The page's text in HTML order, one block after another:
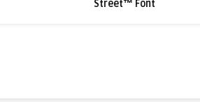
Street™ Font